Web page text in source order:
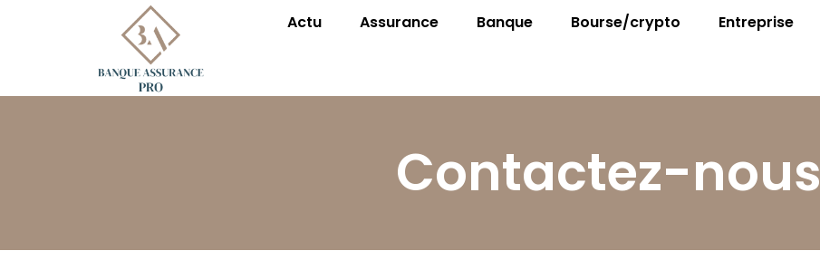
Actu Assurance Banque Bourse/crypto Entreprise
Contactez-nous